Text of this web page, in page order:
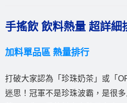
手搖飲 飲料熱量 超詳細
加料單品區 熱量排行
打破大家認為「珍珠奶茶」或「
迷思！冠軍不是珍珠波霸，是很